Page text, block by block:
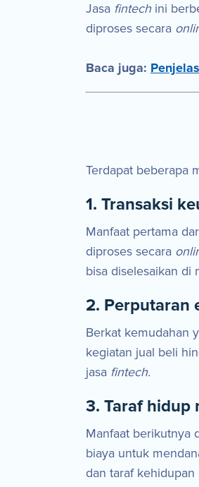
Jasa fintech ini
diproses secara
Baca juga:
Terdapat beberapa
1. Transaksi
Manfaat pertama
diproses secara
bisa diselesaikan di
2. Perputaran
Berkat kemudahan
kegiatan jual beli
jasa fintech.
3. Taraf hidup
Manfaat berikutnya
biaya untuk
dan taraf